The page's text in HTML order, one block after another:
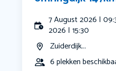
7 August 2026 |
2026 | 15:30
Zuiderdijk...
6 plekken